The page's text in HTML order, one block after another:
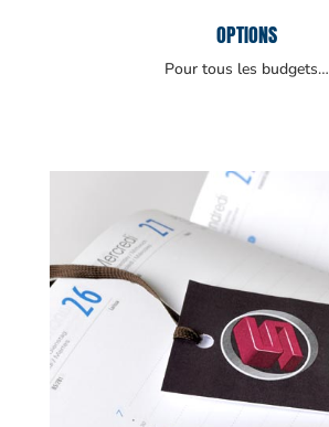
OPTIONS
Pour tous les budgets…